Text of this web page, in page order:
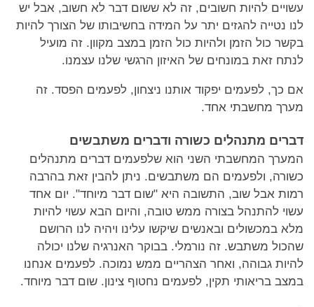
עשויים להיות חשובים, זה לא ששום דבר לא חשוב, אבל יש
לנו נטייה להגזים יתר על המידה בחשיבותו של הצורך להיות
בקשר כול הזמן ולהיות כול הזמן במצב מקוון. זה מועיל
לנתח זאת במונחים של האיזון הרגשי שלנו עצמנו.
אם כך, לפעמים יפקוד אותנו ניצחון, לפעמים הפסד. זה
מערך מחשבתי אחד.
דברים מתנהלים כשורה ודברים משתבשים
המערך המחשבתי השני הוא שלפעמים דברים מתנהלים
כשורה, ולפעמים הם משתבשים. ניתן להבין זאת בהרבה
רמות אבל שוב, התשובה היא "שום דבר מיוחד". יום אחד
עשוי להתנהל בצורה ממש טובה, והיום הבא עשוי להיות
מלא במכשולים ובאנשים שיקשו עלינו ויהיה לנו הרושם
שהכול משתבש. זה נורמלי. בבוקר האנרגיה שלנו יכולה
להיות גבוהה, ואחר הצהריים ממש נמוכה. לפעמים אנחנו
במצב בריאותי תקין, לפעמים נחטוף צינון. שום דבר מיוחד.